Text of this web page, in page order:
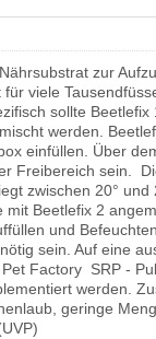
zur
viele
sollte
werden.
einfüllen. Über
Freibereich sein.
zwischen 20° und
mit Beetlefix 2
und
sein. Auf eine
Factory SRP -
werden.
geringe